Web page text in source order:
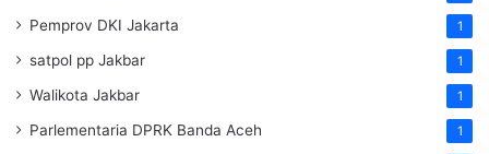
Pemprov DKI Jakarta 1
satpol pp Jakbar 1
Walikota Jakbar 1
Parlementaria DPRK Banda Aceh 1